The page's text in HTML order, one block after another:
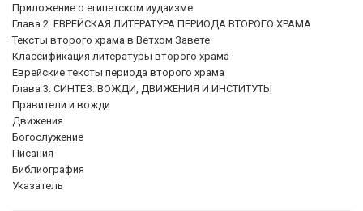
Приложение о египетском иудаизме
Глава 2. ЕВРЕЙСКАЯ ЛИТЕРАТУРА ПЕРИОДА ВТОРОГО ХРАМА
Тексты второго храма в Ветхом Завете
Классификация литературы второго храма
Еврейские тексты периода второго храма
Глава 3. СИНТЕЗ: ВОЖДИ, ДВИЖЕНИЯ И ИНСТИТУТЫ
Правители и вожди
Движения
Богослужение
Писания
Библиография
Указатель